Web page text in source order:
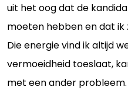
uit het oog dat de
moeten hebben en dat
Die energie vind ik altijd
vermoeidheid toeslaat,
met een ander probleem.